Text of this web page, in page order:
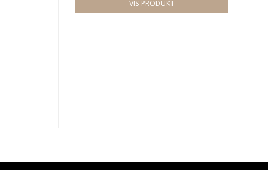
VIS PRODUKT